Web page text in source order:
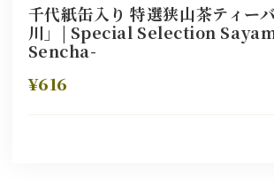
千代紙缶入り 特選狭山茶ティー
川」| Special Selection
Sencha-
¥616